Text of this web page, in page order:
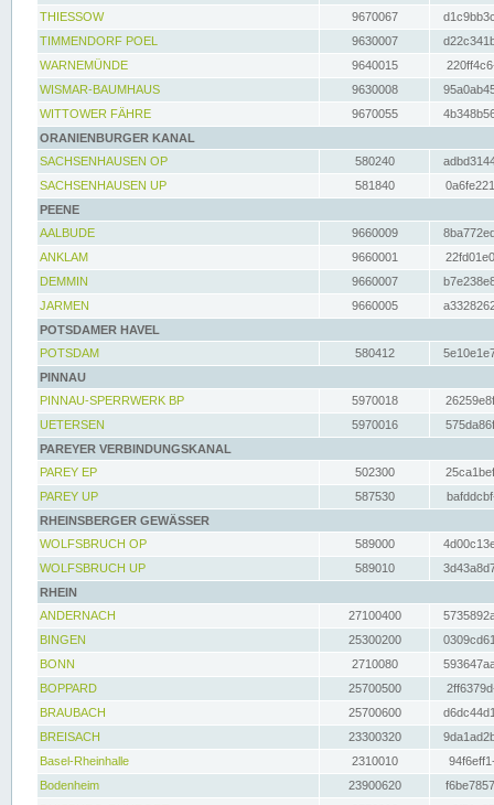
THIESSOW
9670067
TIMMENDORF POEL
9630007
WARNEMÜNDE
9640015
WISMAR-BAUMHAUS
9630008
WITTOWER FÄHRE
9670055
ORANIENBURGER KANAL
SACHSENHAUSEN OP
580240
SACHSENHAUSEN UP
581840
PEENE
AALBUDE
9660009
ANKLAM
9660001
DEMMIN
9660007
JARMEN
9660005
POTSDAMER HAVEL
POTSDAM
580412
PINNAU
PINNAU-SPERRWERK BP
5970018
UETERSEN
5970016
PAREYER VERBINDUNGSKANAL
PAREY EP
502300
PAREY UP
587530
RHEINSBERGER GEWÄSSER
WOLFSBRUCH OP
589000
WOLFSBRUCH UP
589010
RHEIN
ANDERNACH
27100400
BINGEN
25300200
BONN
2710080
BOPPARD
25700500
BRAUBACH
25700600
BREISACH
23300320
Basel-Rheinhalle
2310010
Bodenheim
23900620